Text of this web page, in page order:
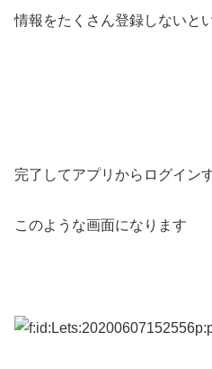
情報をたくさん登録しないと
完了してアプリからログイン
このような画面になります